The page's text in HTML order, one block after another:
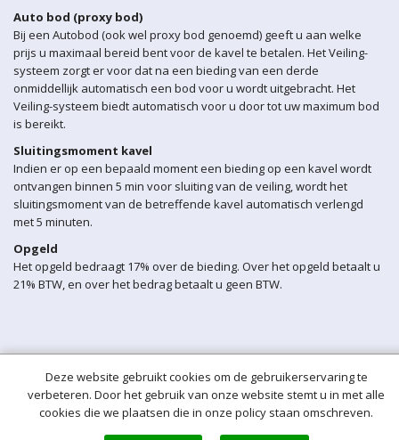
Auto bod (proxy bod)
Bij een Autobod (ook wel proxy bod genoemd) geeft u aan welke
prijs u maximaal bereid bent voor de kavel te betalen. Het Veiling-
systeem zorgt er voor dat na een bieding van een derde
onmiddellijk automatisch een bod voor u wordt uitgebracht. Het
Veiling-systeem biedt automatisch voor u door tot uw maximum bod
is bereikt.
Sluitingsmoment kavel
Indien er op een bepaald moment een bieding op een kavel wordt
ontvangen binnen 5 min voor sluiting van de veiling, wordt het
sluitingsmoment van de betreffende kavel automatisch verlengd
met 5 minuten.
Opgeld
Het opgeld bedraagt 17% over de bieding. Over het opgeld betaalt u
21% BTW, en over het bedrag betaalt u geen BTW.
Deze website gebruikt cookies om de gebruikerservaring te
verbeteren. Door het gebruik van onze website stemt u in met alle
cookies die we plaatsen die in onze policy staan omschreven.